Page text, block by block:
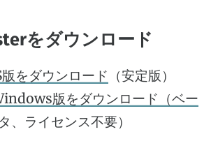
をダウンロード
をダウンロード （安定版）
版をダウンロード（ベー
、ライセンス不要）